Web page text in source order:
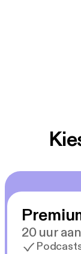
20 uur